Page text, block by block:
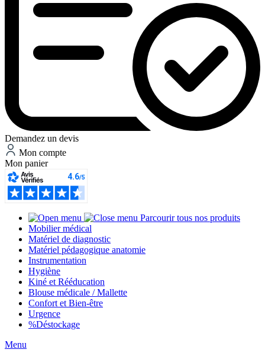
Demandez un devis
Mon compte
Mon panier
Parcourir tous nos produits
Mobilier médical
Matériel de diagnostic
Matériel pédagogique anatomie
Instrumentation
Hygiène
Kiné et Rééducation
Blouse médicale / Mallette
Confort et Bien-être
Urgence
%Déstockage
Menu